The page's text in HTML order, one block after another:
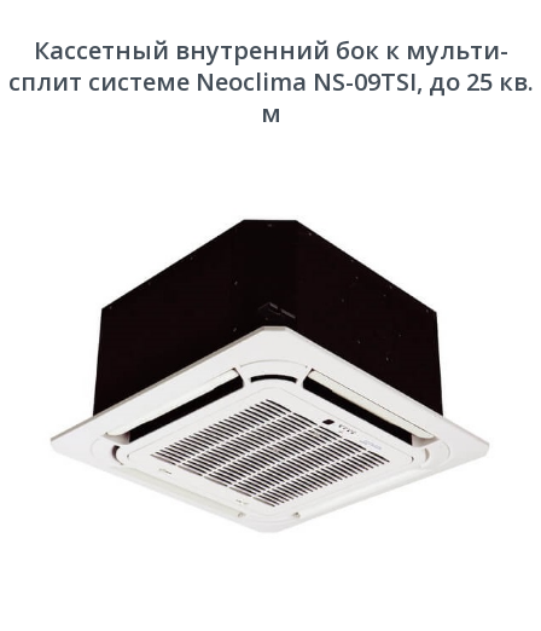
Внутренний блок кассетного типа Neoclima NS-09TSI
Кассетный внутренний бок к мульти-
сплит системе Neoclima NS-09TSI, до 25 кв.
м